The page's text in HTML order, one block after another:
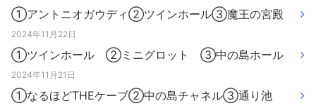
①アントニオガウディ②ツインホール③魔王の宮殿
2024年11月22日
①ツインホール ②ミニグロット ③中の島ホール
2024年11月21日
①なるほどTHEケーブ②中の島チャネル③通り池